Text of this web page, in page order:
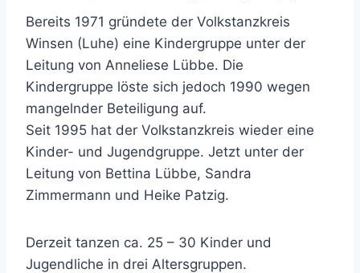
Bereits 1971 gründete der Volkstanzkreis
Winsen (Luhe) eine Kindergruppe unter der
Leitung von Anneliese Lübbe. Die
Kindergruppe löste sich jedoch 1990 wegen
mangelnder Beteiligung auf.
Seit 1995 hat der Volkstanzkreis wieder eine
Kinder- und Jugendgruppe. Jetzt unter der
Leitung von Bettina Lübbe, Sandra
Zimmermann und Heike Patzig.
Derzeit tanzen ca. 25 – 30 Kinder und
Jugendliche in drei Altersgruppen.